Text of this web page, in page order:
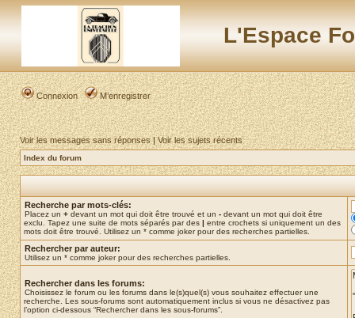
L'Espace
Connexion M’enregistrer
Voir les messages sans réponses|Voir les sujets récents
Index du forum
Recherche par mots-clés:
Placez un + devant un mot qui doit être trouvé et un - devant un mot qui doit être
exclu. Tapez une suite de mots séparés par des | entre crochets si uniquement un des
mots doit être trouvé. Utilisez un * comme joker pour des recherches partielles.
Rechercher par auteur:
Utilisez un * comme joker pour des recherches partielles.
Rechercher dans les forums:
Choisissez le forum ou les forums dans le(s)quel(s) vous souhaitez effectuer une
recherche. Les sous-forums sont automatiquement inclus si vous ne désactivez pas
l’option ci-dessous “Rechercher dans les sous-forums”.